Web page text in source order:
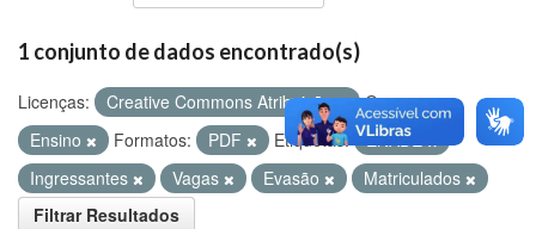
1 conjunto de dados encontrado(s)
Licenças: Creative Commons Atribuição
Grupos:
Ensino
Formatos: PDF Etiquetas:
ENADE
Ingressantes
Vagas Evasão
Matriculados
Filtrar Resultados